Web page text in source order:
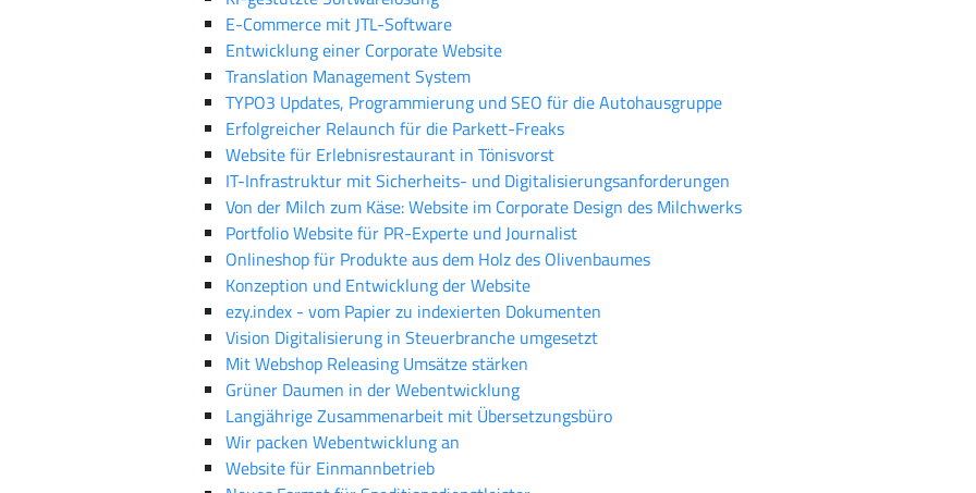
E-Commerce mit JTL-Software
Entwicklung einer Corporate Website
Translation Management System
TYPO3 Updates, Programmierung und SEO für die Autohausgruppe
Erfolgreicher Relaunch für die Parkett-Freaks
Website für Erlebnisrestaurant in Tönisvorst
IT-Infrastruktur mit Sicherheits- und Digitalisierungsanforderungen
Von der Milch zum Käse: Website im Corporate Design des Milchwerks
Portfolio Website für PR-Experte und Journalist
Onlineshop für Produkte aus dem Holz des Olivenbaumes
Konzeption und Entwicklung der Website
ezy.index - vom Papier zu indexierten Dokumenten
Vision Digitalisierung in Steuerbranche umgesetzt
Mit Webshop Releasing Umsätze stärken
Grüner Daumen in der Webentwicklung
Langjährige Zusammenarbeit mit Übersetzungsbüro
Wir packen Webentwicklung an
Website für Einmannbetrieb